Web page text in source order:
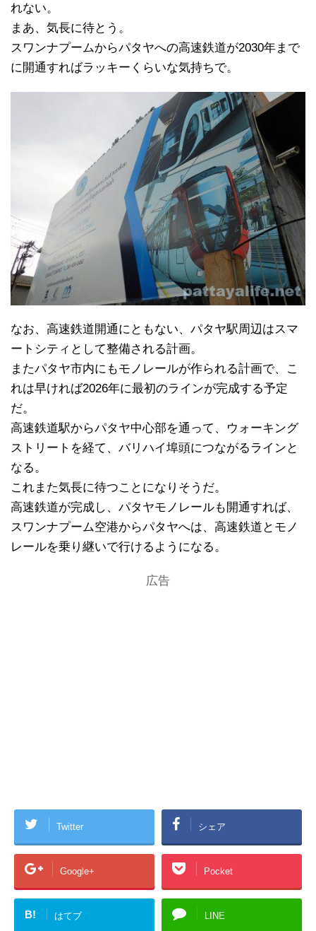
れない。
まあ、気長に待とう。
スワンナプームからパタヤへの高速鉄道が2030年まで
に開通すればラッキーくらいな気持ちで。
なお、高速鉄道開通にともない、パタヤ駅周辺はスマ
ートシティとして整備される計画。
またパタヤ市内にもモノレールが作られる計画で、こ
れは早ければ2026年に最初のラインが完成する予定
だ。
高速鉄道駅からパタヤ中心部を通って、ウォーキング
ストリートを経て、バリハイ埠頭につながるラインと
なる。
これまた気長に待つことになりそうだ。
高速鉄道が完成し、パタヤモノレールも開通すれば、
スワンナプーム空港からパタヤへは、高速鉄道とモノ
レールを乗り継いで行けるようになる。
広告
Twitter シェア
Google+ Pocket
B! はてブ LINE